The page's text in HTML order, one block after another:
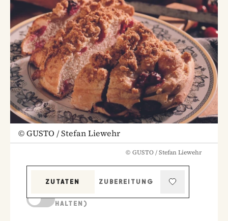
©GUSTO / Stefan Liewehr
© GUSTO / Stefan Liewehr
ZUTATEN
ZUBEREITUNG
HALTEN)